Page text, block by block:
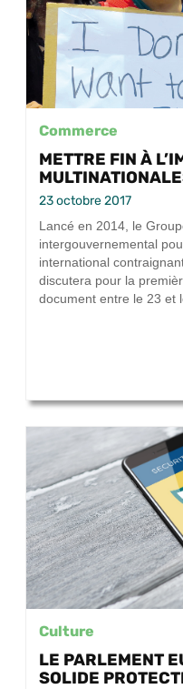
Commerce
METTRE FIN À
23 octobre 2017
Lancé en 2014, le
intergouvernemental
international
discutera pour la
document entre le 23 et
Culture
LE PARLEMENT
SOLIDE